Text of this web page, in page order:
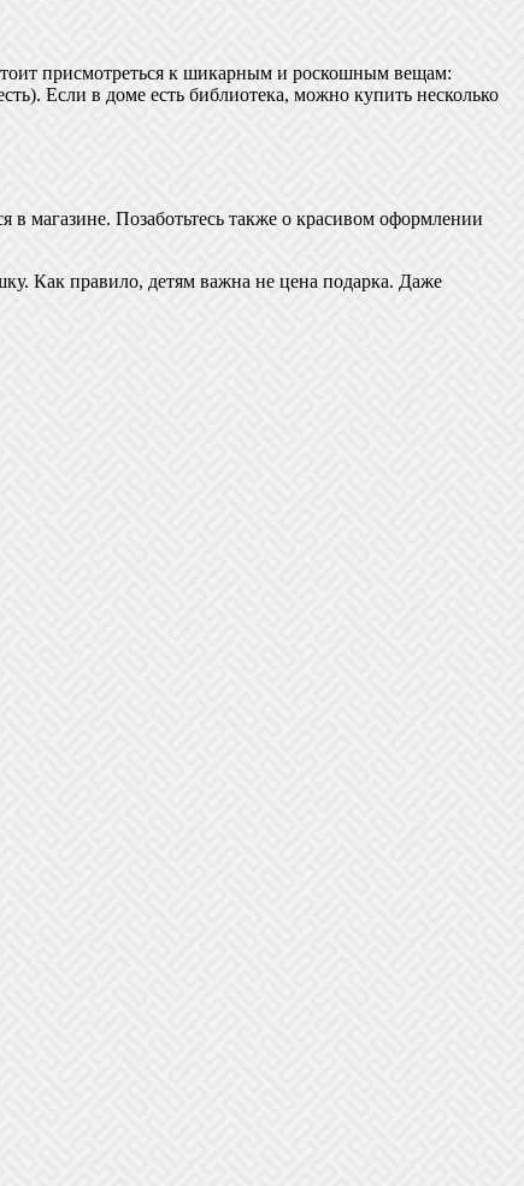
присмотреться к шикарным и роскошным вещам:
Если в доме есть библиотека, можно купить несколько
магазине. Позаботьтесь также о красивом оформлении
Как правило, детям важна не цена подарка. Даже